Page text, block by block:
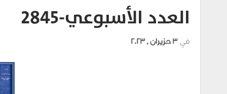
العدد الأسبوعي-2845
في 3 حزيران , 2023